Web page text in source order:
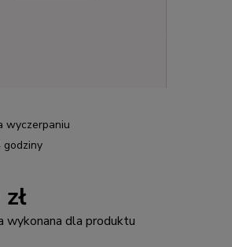
wyczerpaniu
godziny
wykonana dla produktu